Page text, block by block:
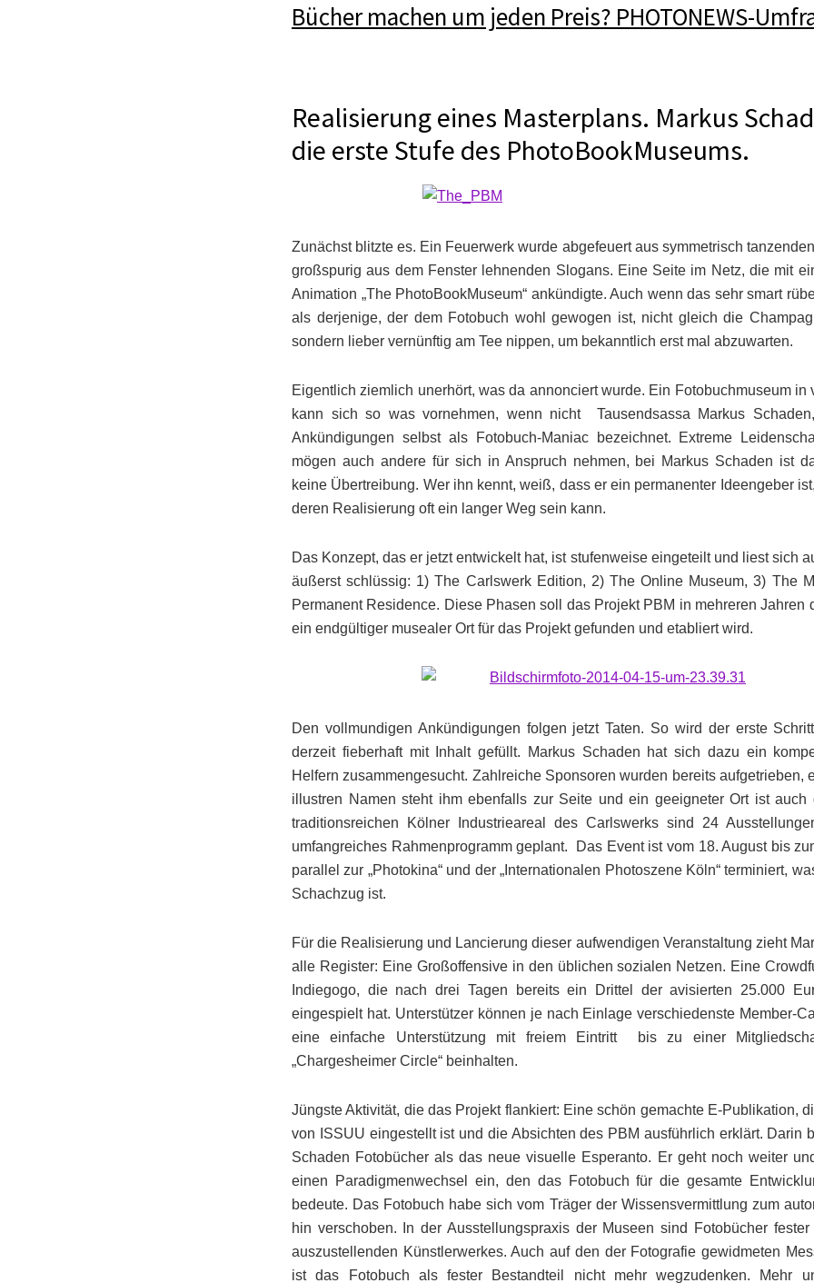
Bücher machen um jeden Preis? PHOTONEWS-
Realisierung eines Masterplans. Markus
die erste Stufe des PhotoBookMuseums.
Zunächst blitzte es. Ein Feuerwerk wurde abgefeuert aus symmetrisch
großspurig aus dem Fenster lehnenden Slogans. Eine Seite im Netz, die mit
Animation „The PhotoBookMuseum“ ankündigte. Auch wenn das sehr smart
als derjenige, der dem Fotobuch wohl gewogen ist, nicht gleich die
sondern lieber vernünftig am Tee nippen, um bekanntlich erst mal abzuwarten.
Eigentlich ziemlich unerhört, was da annonciert wurde. Ein Fotobuchmuseum in
kann sich so was vornehmen, wenn nicht Tausendsassa Markus
Ankündigungen selbst als Fotobuch-Maniac bezeichnet. Extreme
mögen auch andere für sich in Anspruch nehmen, bei Markus Schaden ist
keine Übertreibung. Wer ihn kennt, weiß, dass er ein permanenter Ideengeber
deren Realisierung oft ein langer Weg sein kann.
Das Konzept, das er jetzt entwickelt hat, ist stufenweise eingeteilt und liest sich
äußerst schlüssig: 1) The Carlswerk Edition, 2) The Online Museum, 3) The
Permanent Residence. Diese Phasen soll das Projekt PBM in mehreren Jahren
ein endgültiger musealer Ort für das Projekt gefunden und etabliert wird.
Den vollmundigen Ankündigungen folgen jetzt Taten. So wird der erste
derzeit fieberhaft mit Inhalt gefüllt. Markus Schaden hat sich dazu ein
Helfern zusammengesucht. Zahlreiche Sponsoren wurden bereits aufgetrieben,
illustren Namen steht ihm ebenfalls zur Seite und ein geeigneter Ort ist auch
traditionsreichen Kölner Industrieareal des Carlswerks sind 24
umfangreiches Rahmenprogramm geplant. Das Event ist vom 18. August bis
parallel zur „Photokina“ und der „Internationalen Photoszene Köln“ terminiert,
Schachzug ist.
Für die Realisierung und Lancierung dieser aufwendigen Veranstaltung zieht
alle Register: Eine Großoffensive in den üblichen sozialen Netzen. Eine
Indiegogo, die nach drei Tagen bereits ein Drittel der avisierten 25.000
eingespielt hat. Unterstützer können je nach Einlage verschiedenste Member-
eine einfache Unterstützung mit freiem Eintritt bis zu einer
„Chargesheimer Circle“ beinhalten.
Jüngste Aktivität, die das Projekt flankiert: Eine schön gemachte E-Publikation,
von ISSUU eingestellt ist und die Absichten des PBM ausführlich erklärt. Darin
Schaden Fotobücher als das neue visuelle Esperanto. Er geht noch weiter
einen Paradigmenwechsel ein, den das Fotobuch für die gesamte
bedeute. Das Fotobuch habe sich vom Träger der Wissensvermittlung zum
hin verschoben. In der Ausstellungspraxis der Museen sind Fotobücher
auszustellenden Künstlerwerkes. Auch auf den der Fotografie gewidmeten
ist das Fotobuch als fester Bestandteil nicht mehr wegzudenken. Mehr